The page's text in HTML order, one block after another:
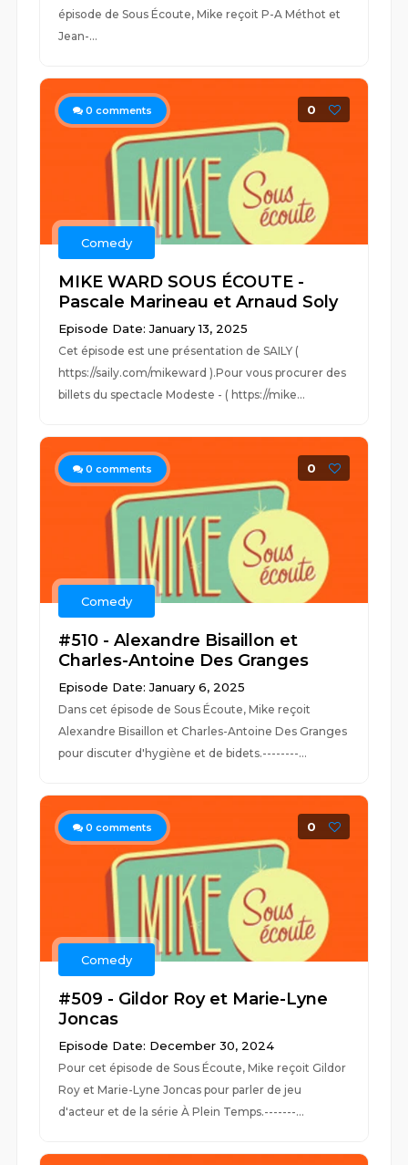
épisode de Sous Écoute, Mike reçoit P-A Méthot et
Jean-...
0 comments 0
Comedy
MIKE WARD SOUS ÉCOUTE -
Pascale Marineau et Arnaud Soly
Episode Date: January 13, 2025
Cet épisode est une présentation de SAILY (
https://saily.com/mikeward ).Pour vous procurer des
billets du spectacle Modeste - ( https://mike...
0 comments 0
Comedy
#510 - Alexandre Bisaillon et
Charles-Antoine Des Granges
Episode Date: January 6, 2025
Dans cet épisode de Sous Écoute, Mike reçoit
Alexandre Bisaillon et Charles-Antoine Des Granges
pour discuter d'hygiène et de bidets.--------...
0 comments 0
Comedy
#509 - Gildor Roy et Marie-Lyne
Joncas
Episode Date: December 30, 2024
Pour cet épisode de Sous Écoute, Mike reçoit Gildor
Roy et Marie-Lyne Joncas pour parler de jeu
d'acteur et de la série À Plein Temps.-------...